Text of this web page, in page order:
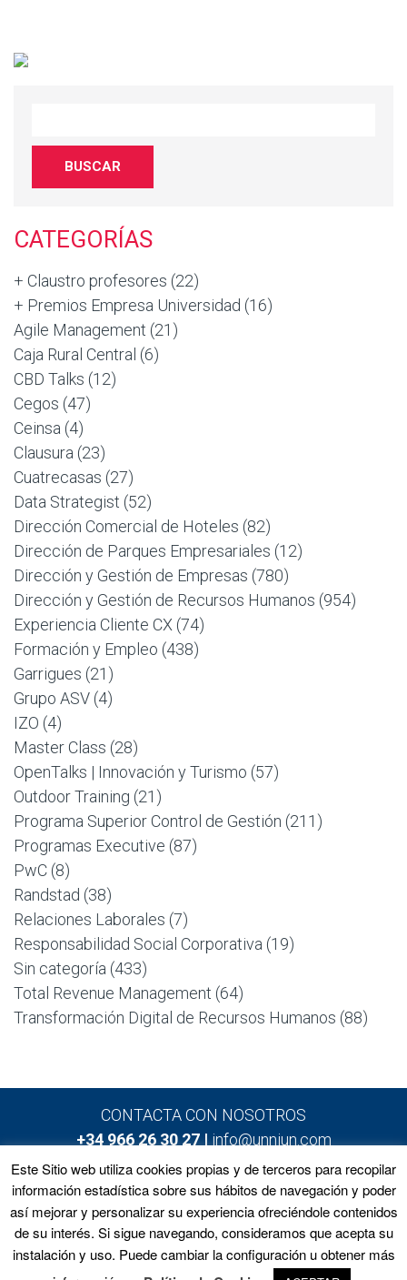
CATEGORÍAS
+ Claustro profesores (22)
+ Premios Empresa Universidad (16)
Agile Management (21)
Caja Rural Central (6)
CBD Talks (12)
Cegos (47)
Ceinsa (4)
Clausura (23)
Cuatrecasas (27)
Data Strategist (52)
Dirección Comercial de Hoteles (82)
Dirección de Parques Empresariales (12)
Dirección y Gestión de Empresas (780)
Dirección y Gestión de Recursos Humanos (954)
Experiencia Cliente CX (74)
Formación y Empleo (438)
Garrigues (21)
Grupo ASV (4)
IZO (4)
Master Class (28)
OpenTalks | Innovación y Turismo (57)
Outdoor Training (21)
Programa Superior Control de Gestión (211)
Programas Executive (87)
PwC (8)
Randstad (38)
Relaciones Laborales (7)
Responsabilidad Social Corporativa (19)
Sin categoría (433)
Total Revenue Management (64)
Transformación Digital de Recursos Humanos (88)
Este Sitio web utiliza cookies propias y de terceros para recopilar
información estadística sobre sus hábitos de navegación y poder
así mejorar y personalizar su experiencia ofreciéndole contenidos
de su interés. Si sigue navegando, consideramos que acepta su
instalación y uso. Puede cambiar la configuración u obtener más
CONTACTA CON NOSOTROS
+34 966 26 30 27 |info@unniun.com
Home Programas Equipo
Noticias
Matrícula
Contacto